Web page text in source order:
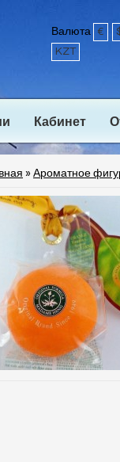
Валюта €
KZT
Кабинет
» Ароматное